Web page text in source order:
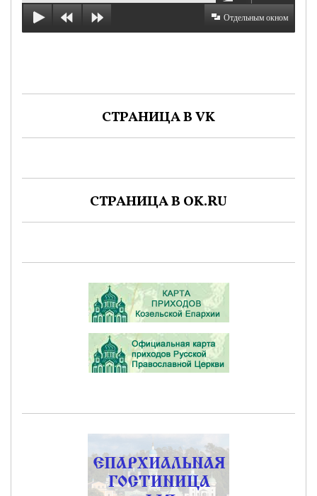
Отдельным окном
СТРАНИЦА В VK
СТРАНИЦА В OK.RU